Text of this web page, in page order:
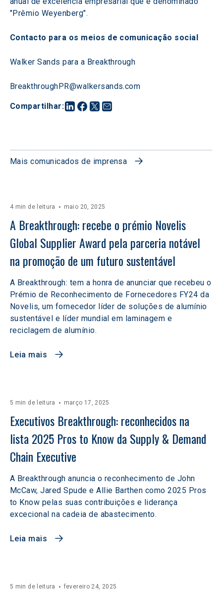
Compartilhar:
"Prêmio Weyenberg".
Contacto para os meios de comunicação social
Walker Sands para a Breakthrough
BreakthroughPR@walkersands.com
Mais comunicados de imprensa
4 min de leitura maio 20, 2025
A Breakthrough: recebe o prémio Novelis
Global Supplier Award pela parceria notável
na promoção de um futuro sustentável
A Breakthrough: tem a honra de anunciar que recebeu o
Prémio de Reconhecimento de Fornecedores FY24 da
Novelis, um fornecedor líder de soluções de alumínio
sustentável e líder mundial em laminagem e
reciclagem de alumínio.
Leia mais
5 min de leitura março 17, 2025
Executivos Breakthrough: reconhecidos na
lista 2025 Pros to Know da Supply & Demand
Chain Executive
A Breakthrough anuncia o reconhecimento de John
McCaw, Jared Spude e Allie Barthen como 2025 Pros
to Know pelas suas contribuições e liderança
excecional na cadeia de abastecimento.
Leia mais
5 min de leitura fevereiro 24, 2025